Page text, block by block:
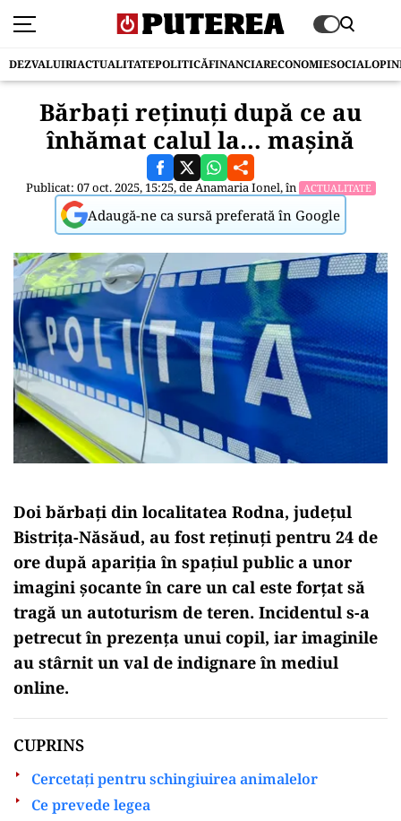
DEZVALUIRIACTUALITATEPOLITICĂFINANCIARECONOMIESOCIAL
Bărbaţi reţinuţi după ce au
înhămat calul la… maşină
Publicat: 07 oct. 2025, 15:25, deAnamaria Ionel, în ACTUALITATE
Adaugă-ne ca sursă preferată în Google
Doi bărbați din localitatea Rodna, județul
Bistrița-Năsăud, au fost reținuți pentru 24 de
ore după apariția în spațiul public a unor
imagini șocante în care un cal este forțat să
tragă un autoturism de teren. Incidentul s-a
petrecut în prezența unui copil, iar imaginile
au stârnit un val de indignare în mediul
online.
CUPRINS
Cercetați pentru schingiuirea animalelor
Ce prevede legea